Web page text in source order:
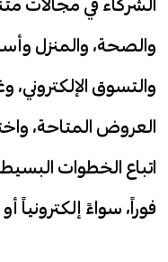
والصحة، والمنزل
والتسوق
العروض المتاحة،
اتباع الخطوات
فوراً، سواءً إلكترونياً